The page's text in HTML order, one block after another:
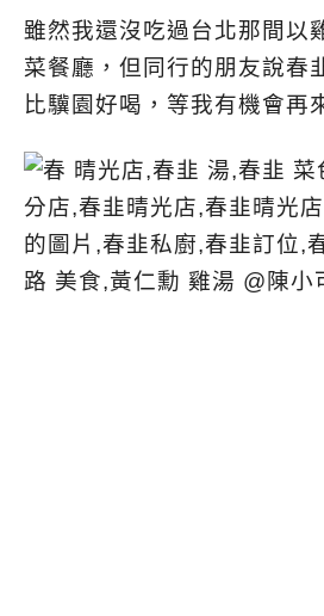
雖然我還沒吃過台北那間以
菜餐廳，但同行的朋友說春
比驥園好喝，等我有機會再